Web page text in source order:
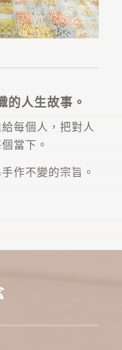
的人生故事。
每個人，把對人
當下。
作不變的宗旨。